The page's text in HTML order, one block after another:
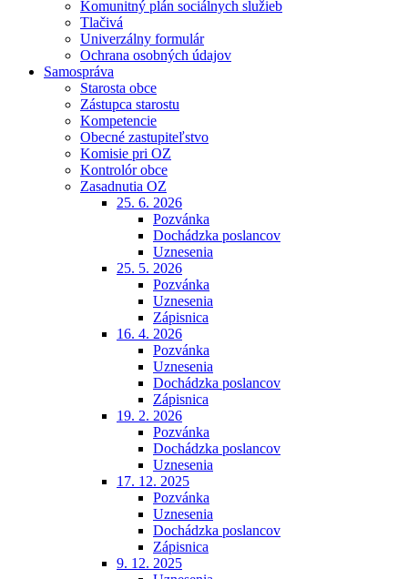
Komunitný plán sociálnych služieb
Tlačivá
Univerzálny formulár
Ochrana osobných údajov
Samospráva
Starosta obce
Zástupca starostu
Kompetencie
Obecné zastupiteľstvo
Komisie pri OZ
Kontrolór obce
Zasadnutia OZ
25. 6. 2026
Pozvánka
Dochádzka poslancov
Uznesenia
25. 5. 2026
Pozvánka
Uznesenia
Zápisnica
16. 4. 2026
Pozvánka
Uznesenia
Dochádzka poslancov
Zápisnica
19. 2. 2026
Pozvánka
Dochádzka poslancov
Uznesenia
17. 12. 2025
Pozvánka
Uznesenia
Dochádzka poslancov
Zápisnica
9. 12. 2025